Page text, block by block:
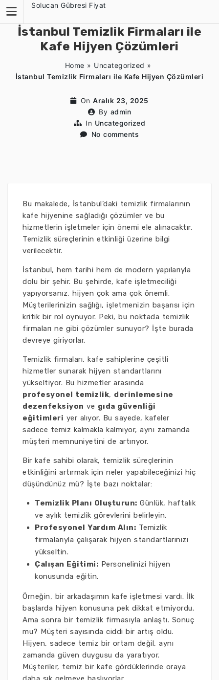
content
Solucan Gübresi Fiyat
İstanbul Temizlik Firmaları ile
Kafe Hijyen Çözümleri
Home » Uncategorized »
İstanbul Temizlik Firmaları ile Kafe Hijyen Çözümleri
On Aralık 23, 2025
By admin
In Uncategorized
No comments
Bu makalede, İstanbul’daki temizlik firmalarının
kafe hijyenine sağladığı çözümler ve bu
hizmetlerin işletmeler için önemi ele alınacaktır.
Temizlik süreçlerinin etkinliği üzerine bilgi
verilecektir.
İstanbul, hem tarihi hem de modern yapılarıyla
dolu bir şehir. Bu şehirde, kafe işletmeciliği
yapıyorsanız, hijyen çok ama çok önemli.
Müşterilerinizin sağlığı, işletmenizin başarısı için
kritik bir rol oynuyor. Peki, bu noktada temizlik
firmaları ne gibi çözümler sunuyor? İşte burada
devreye giriyorlar.
Temizlik firmaları, kafe sahiplerine çeşitli
hizmetler sunarak hijyen standartlarını
yükseltiyor. Bu hizmetler arasında
profesyonel temizlik, derinlemesine
dezenfeksiyon ve gıda güvenliği
eğitimleri yer alıyor. Bu sayede, kafeler
sadece temiz kalmakla kalmıyor, aynı zamanda
müşteri memnuniyetini de artırıyor.
Bir kafe sahibi olarak, temizlik süreçlerinin
etkinliğini artırmak için neler yapabileceğinizi hiç
düşündünüz mü? İşte bazı noktalar:
Temizlik Planı Oluşturun: Günlük, haftalık
ve aylık temizlik görevlerini belirleyin.
Profesyonel Yardım Alın: Temizlik
firmalarıyla çalışarak hijyen standartlarınızı
yükseltin.
Çalışan Eğitimi: Personelinizi hijyen
konusunda eğitin.
Örneğin, bir arkadaşımın kafe işletmesi vardı. İlk
başlarda hijyen konusuna pek dikkat etmiyordu.
Ama sonra bir temizlik firmasıyla anlaştı. Sonuç
mu? Müşteri sayısında ciddi bir artış oldu.
Hijyen, sadece temiz bir ortam değil, aynı
zamanda güven duygusu da yaratıyor.
Müşteriler, temiz bir kafe gördüklerinde oraya